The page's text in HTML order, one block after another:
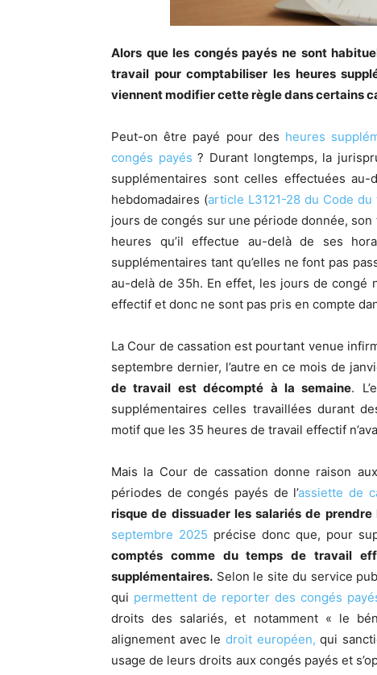
Alors que les congés payés ne sont
travail pour comptabiliser les heures
viennent modifier cette règle dans certains
Peut-on être payé pour des heures
congés payés ? Durant longtemps, la
supplémentaires sont celles effectuées
hebdomadaires (article L3121-28 du Code du
jours de congés sur une période donnée,
heures qu’il effectue au-delà de ses
supplémentaires tant qu’elles ne font pas
au-delà de 35h. En effet, les jours de congé
effectif et donc ne sont pas pris en compte
La Cour de cassation est pourtant venue
septembre dernier, l’autre en ce mois de
de travail est décompté à la semaine.
supplémentaires celles travaillées durant
motif que les 35 heures de travail effectif
Mais la Cour de cassation donne raison
périodes de congés payés de l’assiette de
risque de dissuader les salariés de
septembre 2025 précise donc que, pour
comptés comme du temps de travail
supplémentaires. Selon le site du service
qui permettent de reporter des congés
droits des salariés, et notamment « le
alignement avec ledroit européen, qui
usage de leurs droits aux congés payés et